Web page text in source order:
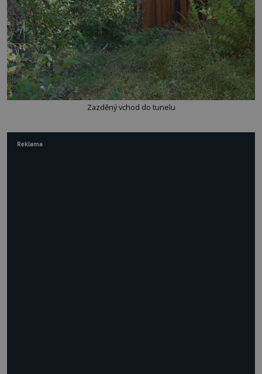
Zazděný vchod do tunelu
Reklama